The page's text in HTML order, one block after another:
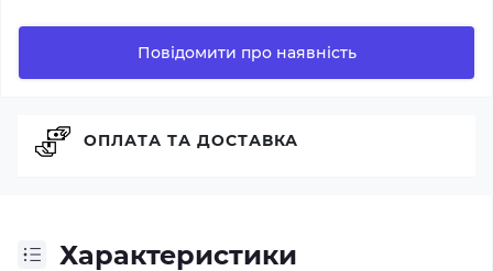
Повідомити про наявність
Характеристики
ОПЛАТА ТА ДОСТАВКА